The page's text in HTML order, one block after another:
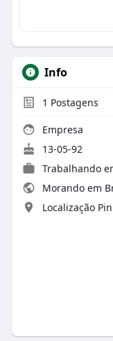
Info
1 Postagens
Empresa
13-05-92
Trabalhando
Morando em
Localização